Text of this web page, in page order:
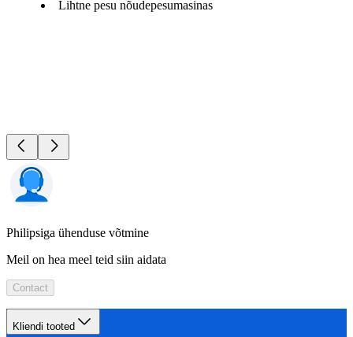
Lihtne pesu nõudepesumasinas
Philipsiga ühenduse võtmine
Meil on hea meel teid siin aidata
Contact
Kliendi tooted